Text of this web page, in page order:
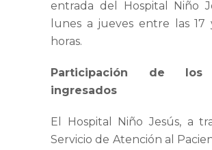
entrada del Hospital Niño
lunes a jueves entre las 17
horas.
Participación de los
ingresados
El Hospital Niño Jesús, a
Servicio de Atención al